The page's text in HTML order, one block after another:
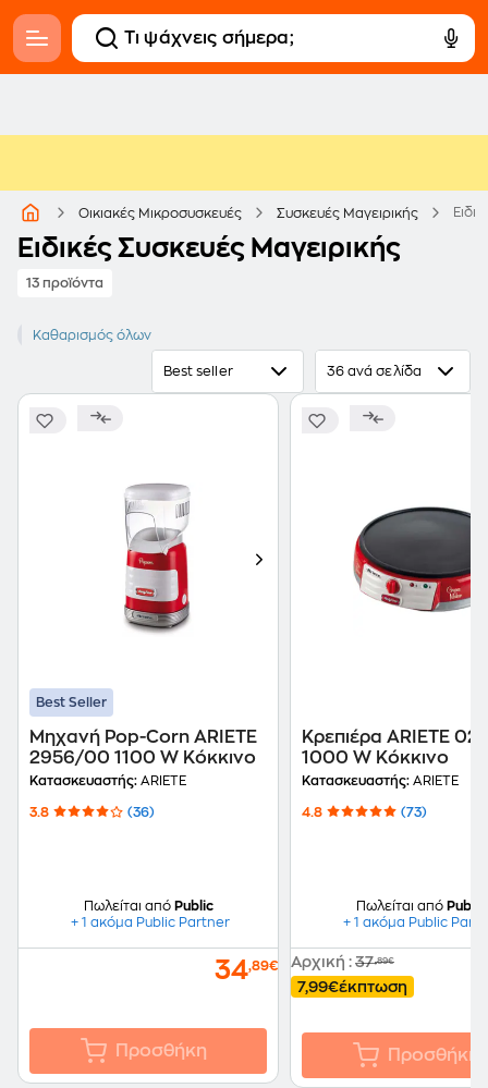
Οικιακές Μικροσυσκευές Συσκευές Μαγειρικής
Ειδικές Συσκευές Μαγειρικής
13 προϊόντα
ARIETE
Καθαρισμός όλων
Best seller 36 ανά σελίδα
Best Seller
Μηχανή Pop-Corn ARIETE
2956/00 1100 W Κόκκινο
Κατασκευαστής: ARIETE
3.8 (36)
Πωλείται από Public
+ 1 ακόμα Public Partner
34,89€
Προσθήκη
Κρεπιέρα ARIETE
1000 W Κόκκινο
Κατασκευαστής: ARIETE
4.8 (73)
Πωλείται από Public
+ 1 ακόμα Public
Αρχική : 37,89€
7,99€έκπτωση
Προσθήκη